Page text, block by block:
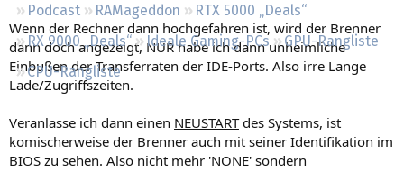
Podcast RAMageddon
RTX 5000 „Deals“
RX 9000 „Deals“
Ideale Gaming-PCs
GPU-Rangliste
CPU-Rangliste
Wenn der Rechner dann hochgefahren ist, wird der Brenner
dann doch angezeigt, NUR habe ich dann unheimliche
Einbußen der Transferraten der IDE-Ports. Also irre Lange
Lade/Zugriffszeiten.
Veranlasse ich dann einen NEUSTARTdes Systems, ist
komischerweise der Brenner auch mit seiner Identifikation im
BIOS zu sehen. Also nicht mehr 'NONE' sondern